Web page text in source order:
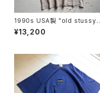
1990s USA製 "old stussy"
S/S T-shirt
¥13,200